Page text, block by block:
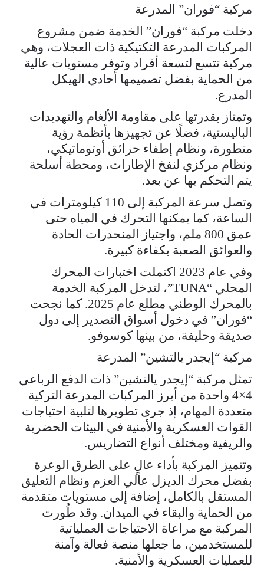
مركبة “فوران” المدرعة
دخلت مركبة “فوران” الخدمة ضمن مشروع
المركبات المدرعة التكتيكية ذات العجلات، وهي
مركبة تتسع لتسعة أفراد وتوفر مستويات عالية
من الحماية بفضل تصميمها أحادي الهيكل
المدرع.
وتمتاز بقدرتها على مقاومة الألغام والتهديدات
الباليستية، فضلًا عن تجهيزها بأنظمة رؤية
متطورة، ونظام إطفاء حرائق أوتوماتيكي،
ونظام مركزي لنفخ الإطارات، ومحطة أسلحة
يتم التحكم بها عن بعد.
وتصل سرعة المركبة إلى 110 كيلومترات في
الساعة، كما يمكنها التحرك في المياه حتى
عمق 800 ملم، واجتياز المنحدرات الحادة
والعوائق الصعبة بكفاءة كبيرة.
وفي عام 2023 اكتملت اختبارات المحرك
المحلي “TUNA”، لتدخل المركبة الخدمة
بالمحرك الوطني مطلع عام 2025. كما نجحت
“فوران” في دخول أسواق التصدير إلى دول
صديقة وحليفة، من بينها كوسوفو.
مركبة “إيجدر يالتشين” المدرعة
تمثل مركبة “إيجدر يالتشين” ذات الدفع الرباعي
4×4 واحدة من أبرز المركبات المدرعة التركية
متعددة المهام، إذ جرى تطويرها لتلبية احتياجات
القوات العسكرية والأمنية في البيئات الحضرية
والريفية ومختلف أنواع التضاريس.
وتتميز المركبة بأداء عالٍ على الطرق الوعرة
بفضل محرك الديزل عالي العزم ونظام التعليق
المستقل بالكامل، إضافة إلى مستويات متقدمة
من الحماية والبقاء في الميدان. وقد طُورت
المركبة مع مراعاة الاحتياجات العملياتية
للمستخدمين، ما جعلها منصة فعالة وآمنة
للعمليات العسكرية والأمنية.